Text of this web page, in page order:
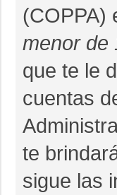
(COPPA)
menor de
que te le
cuentas
te
sigue las